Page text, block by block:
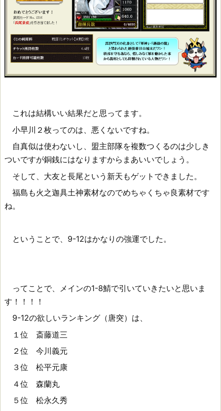
これは結構いい結果だと思ってます。
小早川２枚ってのは、悪くないですね。
自真似は使わないし、盟主部隊を複数つくるのは少しき
ついですが銅銭にはなりますからまあいいでしょう。
そして、大友と長尾という新天もゲットできました。
福島も火之迦具土神素材なのでめちゃくちゃ良素材です
ね。
ということで、9-12はかなりの強運でした。
ってことで、メインの1-8鯖で引いていきたいと思いま
す！！！！
9-12の欲しいランキング（唐突）は、
１位 斎藤道三
２位 今川義元
３位 松平元康
４位 森蘭丸
５位 松永久秀